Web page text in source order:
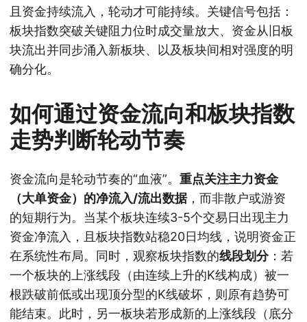
且资金持续流入，轮动才可能持续。关键信号包括：
板块指数突破关键阻力位时成交量放大、资金从旧板
块流出并同步涌入新板块、以及板块间相对强度的明
确分化。
如何通过资金流向和板块指数
走势判断轮动节奏
资金流向是轮动节奏的“血液”。 重点关注主力资金
（大单资金）的净流入/流出数据，而非散户或游资
的短期行为。当某个板块连续3-5个交易日出现主力
资金净流入，且板块指数站稳20日均线，说明资金正
在系统性布局。同时，观察板块指数的线段划分：若
一个板块的上涨线段（由连续上升的K线构成）被一
根跌破前低或出现顶分型的K线破坏，则原有趋势可
能结束。此时，另一板块若形成新的上涨线段（底分